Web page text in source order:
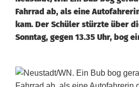
Fahrrad ab, als eine
kam. Der Schüler stürzte über
Sonntag, gegen 13.35 Uhr, bog